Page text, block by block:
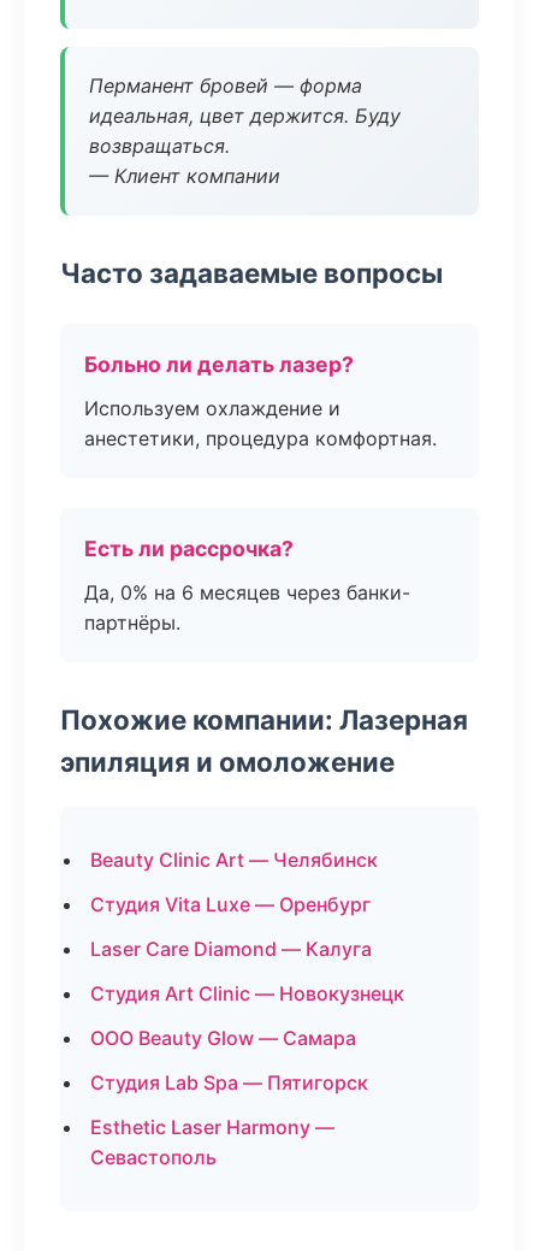
Перманент бровей — форма
идеальная, цвет держится. Буду
возвращаться.
— Клиент компании
Часто задаваемые вопросы
Больно ли делать лазер?
Используем охлаждение и
анестетики, процедура комфортная.
Есть ли рассрочка?
Да, 0% на 6 месяцев через банки-
партнёры.
Похожие компании: Лазерная
эпиляция и омоложение
Beauty Clinic Art — Челябинск
Студия Vita Luxe — Оренбург
Laser Care Diamond — Калуга
Студия Art Clinic — Новокузнецк
ООО Beauty Glow — Самара
Студия Lab Spa — Пятигорск
Esthetic Laser Harmony —
Севастополь